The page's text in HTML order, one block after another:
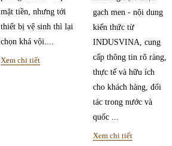
mặt tiền, nhưng tới
thiết bị vệ sinh thì lại
chọn khá vội....
Xem chi tiết
gạch men - nội dung
kiến thức từ
INDUSVINA, cung
cấp thông tin rõ ràng,
thực tế và hữu ích
cho khách hàng, đối
tác trong nước và
quốc ...
Xem chi tiết